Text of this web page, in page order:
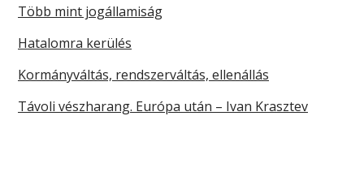
Több mint jogállamiság
Hatalomra kerülés
Kormányváltás, rendszerváltás, ellenállás
Távoli vészharang. Európa után – Ivan Krasztev